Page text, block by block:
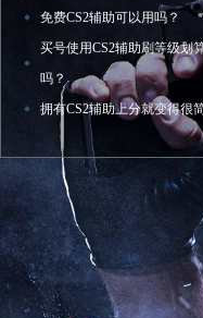
免费CS2辅助可以用吗？
买号使用CS2辅助刷等级划
吗？
拥有CS2辅助上分就变得很